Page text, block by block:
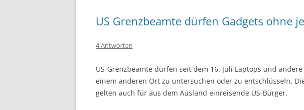
US Grenzbeamte dürfen Gadgets ohne
4 Antworten
US-Grenzbeamte dürfen seit dem 16. Juli Laptops und
einem anderen Ort zu untersuchen oder zu entschlüsseln.
gelten auch für aus dem Ausland einreisende US-Bürger.